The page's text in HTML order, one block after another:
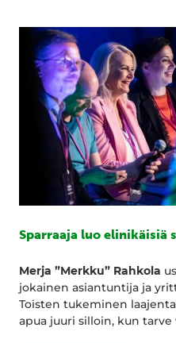
Sparraaja luo elinikäisiä
Merja ”Merkku” Rahkola
jokainen asiantuntija ja
Toisten tukeminen
apua juuri silloin, kun tarve